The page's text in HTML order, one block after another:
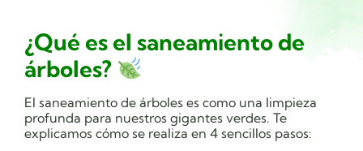
¿Qué es el saneamiento de
árboles?
El saneamiento de árboles es como una limpieza
profunda para nuestros gigantes verdes. Te
explicamos cómo se realiza en 4 sencillos pasos: